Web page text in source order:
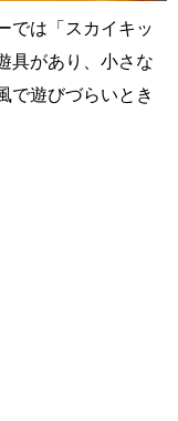
では「スカイキッ
具があり、小さな
で遊びづらいとき